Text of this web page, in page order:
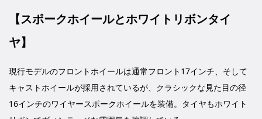
【スポークホイールとホワイトリボンタイ
ヤ】
現行モデルのフロントホイールは通常フロント17インチ、そして
キャストホイールが採用されているが、クラシックな見た目の径
16インチのワイヤースポークホイールを装備。タイヤもホワイト